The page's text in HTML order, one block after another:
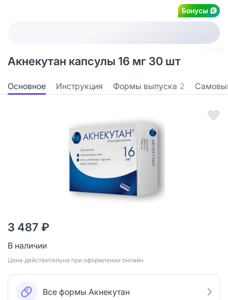
Бонусы
Акнекутан капсулы 16 мг 30 шт
Основное Инструкция Формы выпуска 2
3 487 ₽
В наличии
Цена действительна при оформлении онлайн
Все формы Акнекутан